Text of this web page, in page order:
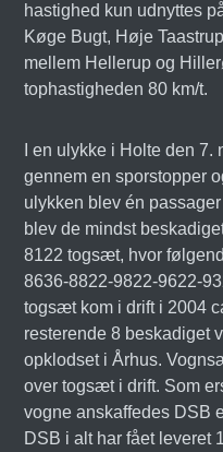
hastighed kun udnyttes
Køge Bugt, Høje
mellem Hellerup og
tophastigheden 80 km/t.
I en ulykke i Holte den
gennem en sporstopper
ulykken blev én
blev de mindst
8122 togsæt, hvor
8636-8822-9822-9622-
togsæt kom i drift i 2004
resterende 8 beskadiget
opklodset i Århus.
over togsæt i drift. Som
vogne anskaffedes DSB
DSB i alt har fået leveret